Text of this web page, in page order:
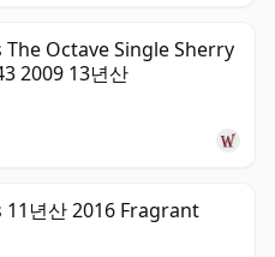
Octave Single Sherry
2009 13년산
년산 2016 Fragrant